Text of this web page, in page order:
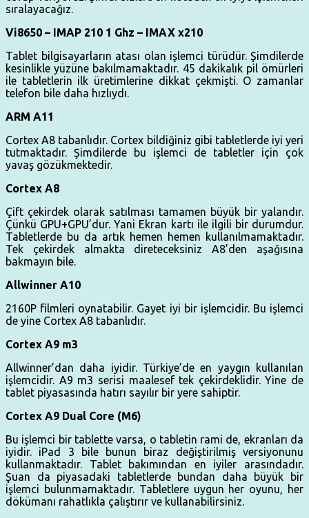
sıralayacağız.
Vi8650 – IMAP 210 1 Ghz – IMAX x210
Tablet bilgisayarların atası olan işlemci türüdür. Şimdilerde
kesinlikle yüzüne bakılmamaktadır. 45 dakikalık pil ömürleri
ile tabletlerin ilk üretimlerine dikkat çekmişti. O zamanlar
telefon bile daha hızlıydı.
ARM A11
Cortex A8 tabanlıdır. Cortex bildiğiniz gibi tabletlerde iyi yeri
tutmaktadır. Şimdilerde bu işlemci de tabletler için çok
yavaş gözükmektedir.
Cortex A8
Çift çekirdek olarak satılması tamamen büyük bir yalandır.
Çünkü GPU+GPU’dur. Yani Ekran kartı ile ilgili bir durumdur.
Tabletlerde bu da artık hemen hemen kullanılmamaktadır.
Tek çekirdek almakta direteceksiniz A8’den aşağısına
bakmayın bile.
Allwinner A10
2160P filmleri oynatabilir. Gayet iyi bir işlemcidir. Bu işlemci
de yine Cortex A8 tabanlıdır.
Cortex A9 m3
Allwinner’dan daha iyidir. Türkiye’de en yaygın kullanılan
işlemcidir. A9 m3 serisi maalesef tek çekirdeklidir. Yine de
tablet piyasasında hatırı sayılır bir yere sahiptir.
Cortex A9 Dual Core (M6)
Bu işlemci bir tablette varsa, o tabletin rami de, ekranları da
iyidir. iPad 3 bile bunun biraz değiştirilmiş versiyonunu
kullanmaktadır. Tablet bakımından en iyiler arasındadır.
Şuan da piyasadaki tabletlerde bundan daha büyük bir
işlemci bulunmamaktadır. Tabletlere uygun her oyunu, her
dökümanı rahatlıkla çalıştırır ve kullanabilirsiniz.